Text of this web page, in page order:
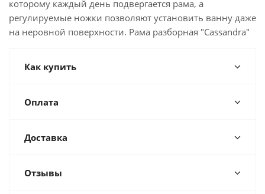
которому каждый день подвергается рама, а
регулируемые ножки позволяют установить ванну даже
на неровной поверхности. Рама разборная "Cassandra"
Как купить
Оплата
Доставка
Отзывы